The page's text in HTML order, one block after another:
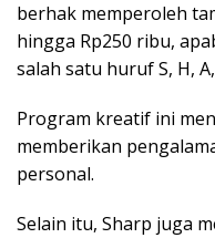
berhak memperoleh
hingga Rp250 ribu,
salah satu huruf S, H,
Program kreatif ini
memberikan
personal.
Selain itu, Sharp juga